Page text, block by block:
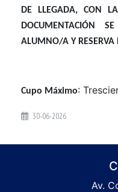
DE LLEGADA, CON
DOCUMENTACIÓN
ALUMNO/A Y RESERVA
Cupo Máximo:
30-06-2026
Av.